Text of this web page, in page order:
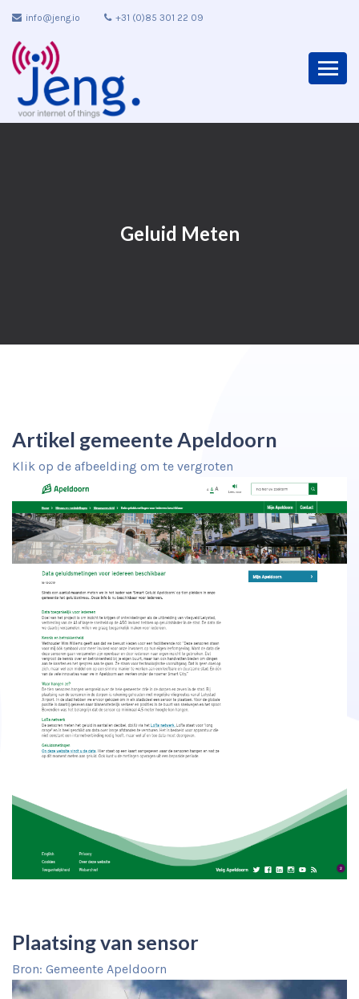
info@jeng.io +31 (0)85 301 22 09
Geluid Meten
Artikel gemeente Apeldoorn
Klik op de afbeelding om te vergroten
Plaatsing van sensor
Bron: Gemeente Apeldoorn